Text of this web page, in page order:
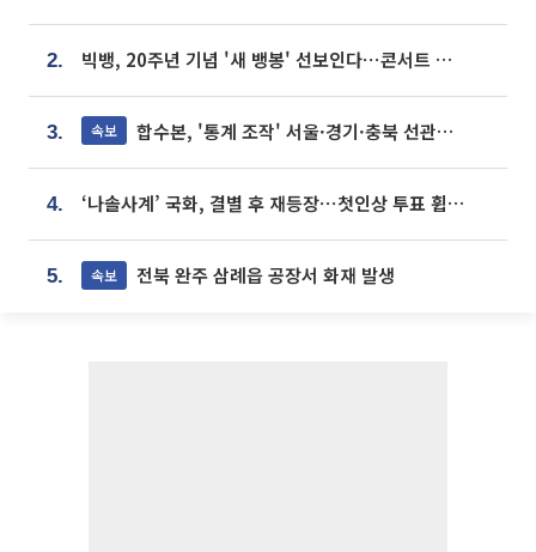
2. 빅뱅, 20주년 기념 '새 뱅봉' 선보인다⋯콘서트 앞두고 팝업 개최
3. 속보 합수본, '통계 조작' 서울·경기·충북 선관위 등 추가 압수수색
4. ‘나솔사계’ 국화, 결별 후 재등장⋯첫인상 투표 휩쓸고 ‘인기녀’ 등극
5. 속보 전북 완주 삼례읍 공장서 화재 발생